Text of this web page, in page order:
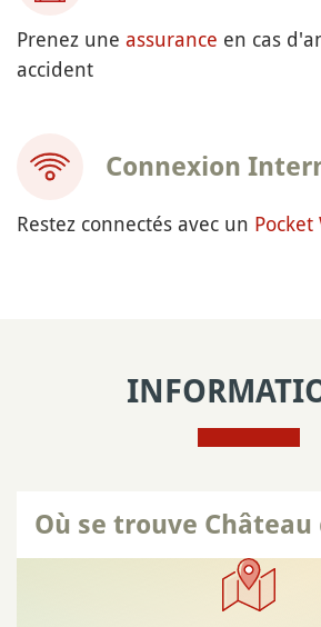
Prenez une assurance en cas
accident
Connexion
Restez connectés avec un
Où se trouve Château